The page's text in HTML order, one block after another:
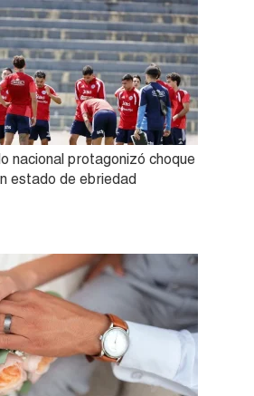
nacional protagonizó choque
estado de ebriedad